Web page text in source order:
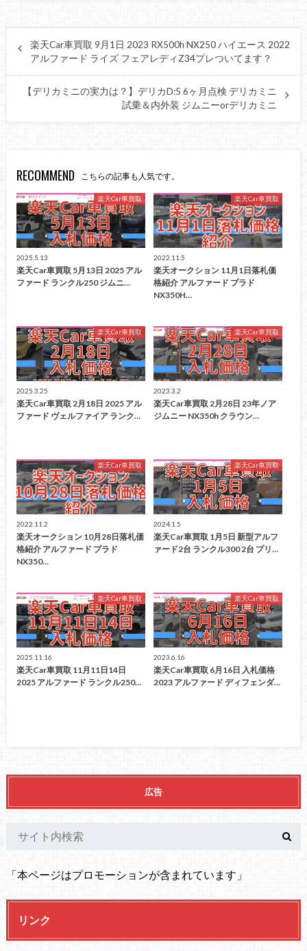
楽天Car車買取 9月1日 2023 RX500h NX250 ハイエース 2022
アルファード ライズ フェアレディZ34プレついてます？
【デリカミニの実力は？】デリカD:5 6ヶ月点検 デリカミニ
試乗＆内外装 ジムニーorデリカミニ
RECOMMEND こちらの記事も人気です。
楽天Car車買取
2025.5.13
楽天Car車買取 5月13日 2025 アル
ファード ランクル250 ジムニ…
楽天Car車買取
2022.11.5
楽天オークション 11月1日落札価
格紹介 アルファード プラド
NX350H…
楽天Car車買取
2025.3.25
楽天Car車買取 2月18日 2025 アル
ファード ヴェルファイア ランク…
楽天Car車買取
2023.3.2
楽天Car車買取 2月28日 23年ノア
ジムニー NX350h クラウン…
楽天Car車買取
2022.11.2
楽天オークション 10月28日落札価
格紹介 アルファード プラド
NX350…
楽天Car車買取
2024.1.5
楽天Car車買取 1月5日 新型アルフ
ァード2台 ランクル300 2台 プリ…
楽天Car車買取
2025.11.16
楽天Car車買取 11月11日14日
2025 アルファード ランクル250…
楽天Car車買取
2023.6.16
楽天Car車買取 6月16日 入札価格
2023 アルファード ディフェンダ…
広告
「本ページはプロモーションが含まれています」
リンク